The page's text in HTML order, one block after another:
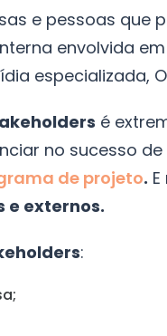
e pessoas que
envolvida
especializada,
é
no sucesso
de projeto.
e externos.
: